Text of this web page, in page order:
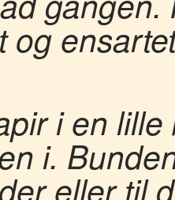
og
i en
i.
eller til